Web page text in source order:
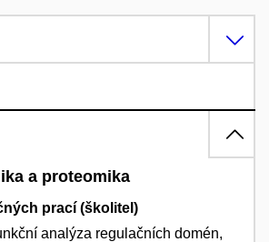
a proteomika
prací (školitel)
analýza regulačních domén,